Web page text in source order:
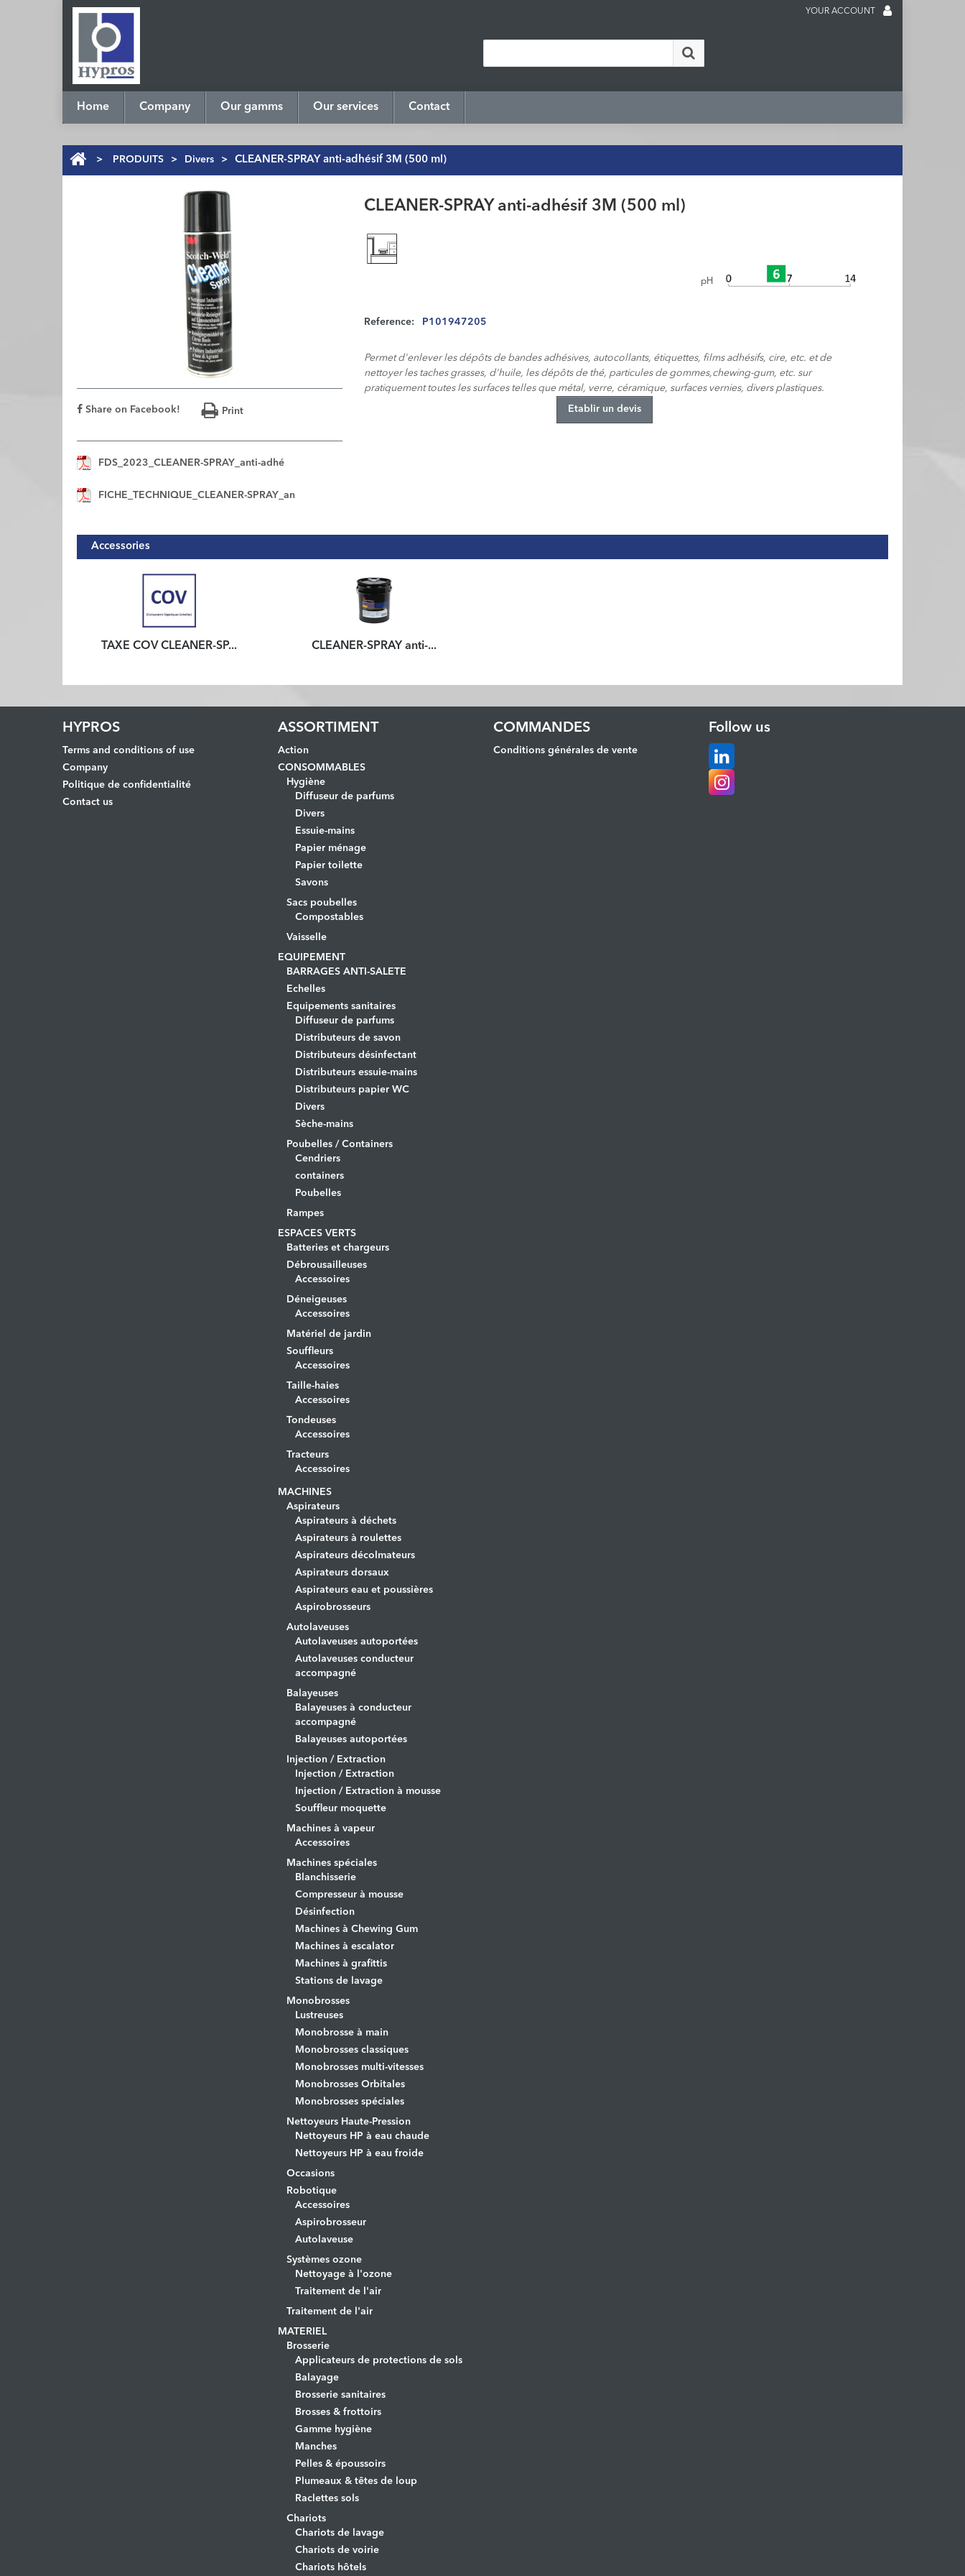
YOUR ACCOUNT
Home Company Our gamms Our services Contact
> PRODUITS > Divers > CLEANER-SPRAY anti-adhésif 3M (500 ml)
Share on Facebook! Print
FDS_2023_CLEANER-SPRAY_anti-adhé
FICHE_TECHNIQUE_CLEANER-SPRAY_an
CLEANER-SPRAY anti-adhésif 3M (500 ml)
pH
Reference: P101947205
Permet d'enlever les dépôts de bandes adhésives, autocollants, étiquettes, films adhésifs, cire, etc. et de
nettoyer les taches grasses, d'huile, les dépôts de thé, particules de gommes,chewing-gum, etc. sur
pratiquement toutes les surfaces telles que métal, verre, céramique, surfaces vernies, divers plastiques.
Etablir un devis
Accessories
TAXE COV CLEANER-SP... CLEANER-SPRAY anti-...
HYPROS
Terms and conditions of use
Company
Politique de confidentialité
Contact us
ASSORTIMENT
Action
CONSOMMABLES
Hygiène
Diffuseur de parfums
Divers
Essuie-mains
Papier ménage
Papier toilette
Savons
Sacs poubelles
Compostables
Vaisselle
EQUIPEMENT
BARRAGES ANTI-SALETE
Echelles
Equipements sanitaires
Diffuseur de parfums
Distributeurs de savon
Distributeurs désinfectant
Distributeurs essuie-mains
Distributeurs papier WC
Divers
Sèche-mains
Poubelles / Containers
Cendriers
containers
Poubelles
Rampes
ESPACES VERTS
Batteries et chargeurs
Débrousailleuses
Accessoires
Déneigeuses
Accessoires
Matériel de jardin
Souffleurs
Accessoires
Taille-haies
Accessoires
Tondeuses
Accessoires
Tracteurs
Accessoires
MACHINES
Aspirateurs
Aspirateurs à déchets
Aspirateurs à roulettes
Aspirateurs décolmateurs
Aspirateurs dorsaux
Aspirateurs eau et poussières
Aspirobrosseurs
Autolaveuses
Autolaveuses autoportées
Autolaveuses conducteur
accompagné
Balayeuses
Balayeuses à conducteur
accompagné
Balayeuses autoportées
Injection / Extraction
Injection / Extraction
Injection / Extraction à mousse
Souffleur moquette
Machines à vapeur
Accessoires
Machines spéciales
Blanchisserie
Compresseur à mousse
Désinfection
Machines à Chewing Gum
Machines à escalator
Machines à grafittis
Stations de lavage
Monobrosses
Lustreuses
Monobrosse à main
Monobrosses classiques
Monobrosses multi-vitesses
Monobrosses Orbitales
Monobrosses spéciales
Nettoyeurs Haute-Pression
Nettoyeurs HP à eau chaude
Nettoyeurs HP à eau froide
Occasions
Robotique
Accessoires
Aspirobrosseur
Autolaveuse
Systèmes ozone
Nettoyage à l'ozone
Traitement de l'air
Traitement de l'air
MATERIEL
Brosserie
Applicateurs de protections de sols
Balayage
Brosserie sanitaires
Brosses & frottoirs
Gamme hygiène
Manches
Pelles & époussoirs
Plumeaux & têtes de loup
Raclettes sols
Chariots
Chariots de lavage
Chariots de voirie
Chariots hôtels
COMMANDES
Conditions générales de vente
Follow us